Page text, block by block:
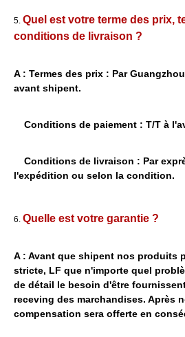
5. Quel est votre terme des prix,
conditions de livraison ?
A : Termes des prix : Par
avant shipent.
Conditions de paiement : T/T à
Conditions de livraison : Par
l'expédition ou selon la condition.
6. Quelle est votre garantie ?
A : Avant que shipent nos produits
stricte, LF que n'importe quel
de détail le besoin d'être
receving des marchandises. Après
compensation sera offerte en